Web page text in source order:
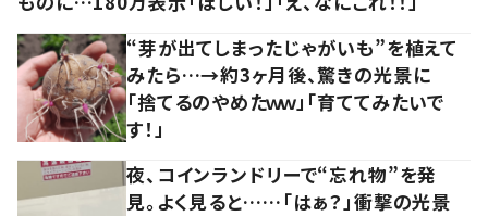
“芽が出てしまったじゃがいも”を植えて
みたら…→約3ヶ月後、驚きの光景に
「捨てるのやめたｗｗ」「育ててみたいで
す！」
夜、コインランドリーで“忘れ物”を発
見。よく見ると……「はぁ？」衝撃の光景